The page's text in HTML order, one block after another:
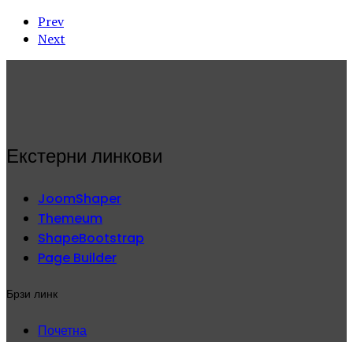
Prev
Next
Екстерни линкови
JoomShaper
Themeum
ShapeBootstrap
Page Builder
Брзи линк
Почетна